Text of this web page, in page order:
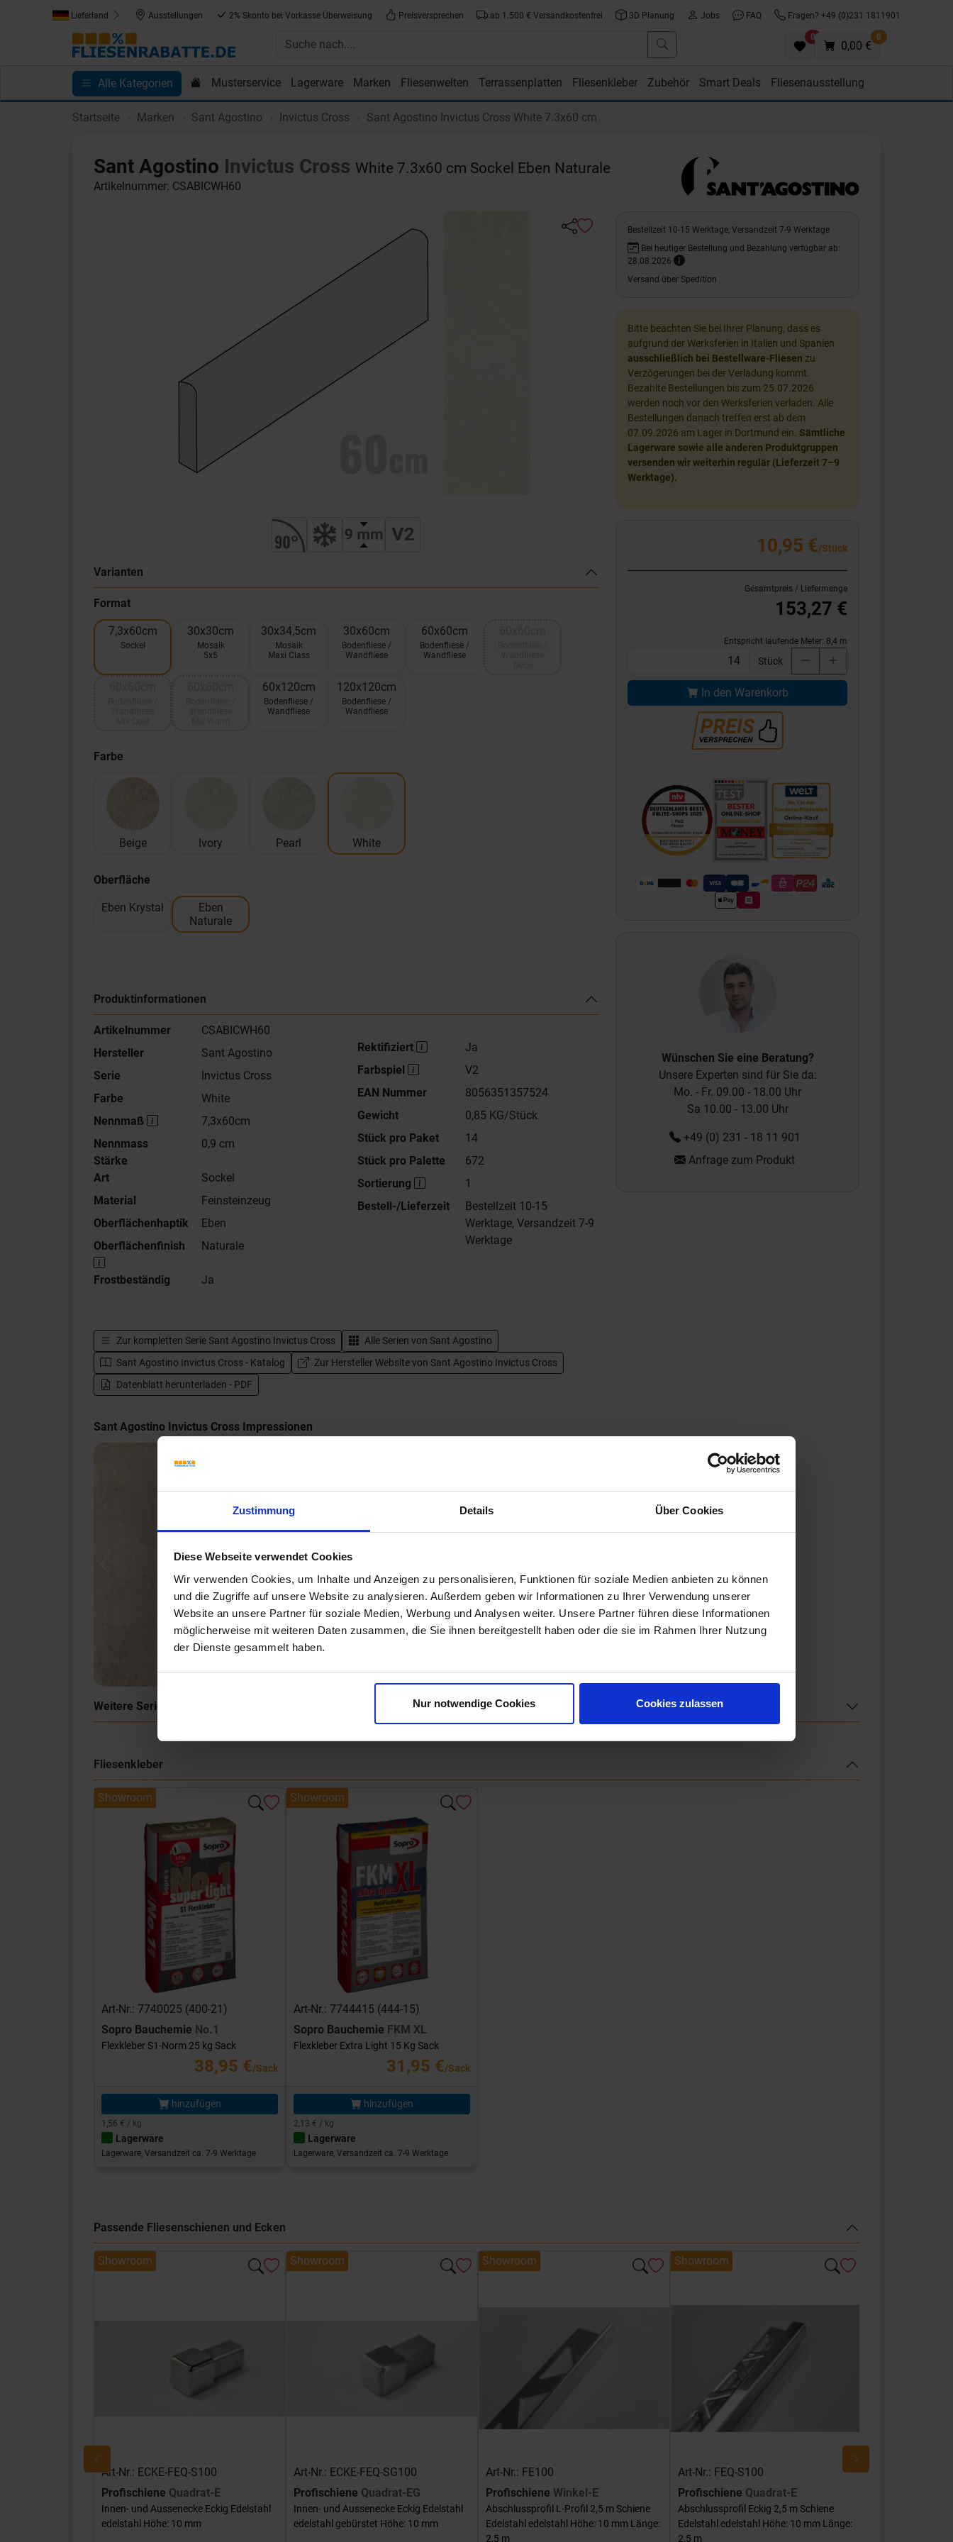
Zustimmung Details Über Cookies
Diese Webseite verwendet Cookies
Wir verwenden Cookies, um Inhalte und Anzeigen zu personalisieren, Funktionen für soziale Medien anbieten zu können
und die Zugriffe auf unsere Website zu analysieren. Außerdem geben wir Informationen zu Ihrer Verwendung unserer
Website an unsere Partner für soziale Medien, Werbung und Analysen weiter. Unsere Partner führen diese Informationen
möglicherweise mit weiteren Daten zusammen, die Sie ihnen bereitgestellt haben oder die sie im Rahmen Ihrer Nutzung
der Dienste gesammelt haben.
Nur notwendige Cookies Cookies zulassen
Lieferland Ausstellungen 2% Skonto bei Vorkasse Überweisung Preisversprechen ab 1.500 € Versandkostenfrei 3D Planung Jobs FAQ Fragen? +49 (0)231 1811901
0 0
0,00 €
Alle Kategorien Musterservice Lagerware Marken Fliesenwelten Terrassenplatten Fliesenkleber Zubehör Smart Deals Fliesenausstellung
Kundenprojekte Blog Einkaufen bei Fliesenrabatte.de
Startseite Marken Sant Agostino Invictus Cross Sant Agostino Invictus Cross White 7.3x60 cm
Sant Agostino Invictus Cross White 7.3x60 cm Sockel Eben Naturale
Artikelnummer: CSABICWH60
Varianten
Format
7,3x60cm
Sockel
30x30cm
Mosaik
5x5
30x34,5cm
Mosaik
Maxi Class
30x60cm
Bodenfliese /
Wandfliese
60x60cm
Bodenfliese /
Wandfliese
60x120cm
Bodenfliese /
Wandfliese
120x120cm
Bodenfliese /
Wandfliese
Farbe
Beige Ivory Pearl White
Oberfläche
Eben Krystal
Eben
Naturale
Produktinformationen
Artikelnummer
CSABICWH60
Hersteller
Sant Agostino
Serie
Invictus Cross
Farbe
White
Nennmaß
7,3x60cm
Nennmass
Stärke
0,9 cm
Art
Sockel
Material
Feinsteinzeug
Oberflächenhaptik
Eben
Oberflächenfinish
Naturale
Frostbeständig Ja
Rektifiziert
Ja
Farbspiel
V2
EAN Nummer
8056351357524
Gewicht
0,85 KG/Stück
Stück pro Paket
14
Stück pro Palette
672
Sortierung
1
Bestell-/Lieferzeit
Bestellzeit 10-15
Werktage, Versandzeit 7-9
Werktage
Zur kompletten Serie Sant Agostino Invictus Cross Alle Serien von Sant Agostino
Sant Agostino Invictus Cross - Katalog
Zur Hersteller Website von Sant Agostino Invictus Cross
Datenblatt herunterladen - PDF
Bestellzeit 10-15 Werktage, Versandzeit 7-9 Werktage
Bei heutiger Bestellung und Bezahlung verfügbar ab:
28.08.2026
Versand über Spedition
Bitte beachten Sie bei Ihrer Planung, dass es
aufgrund der Werksferien in Italien und Spanien
ausschließlich bei Bestellware-Fliesen zu
Verzögerungen bei der Verladung kommt.
Bezahlte Bestellungen bis zum 25.07.2026
werden noch vor den Werksferien verladen. Alle
Bestellungen danach treffen erst ab dem
07.09.2026 am Lager in Dortmund ein. Sämtliche
Lagerware sowie alle anderen Produktgruppen
versenden wir weiterhin regulär (Lieferzeit 7–9
Werktage).
10,95 €/Stück
Gesamtpreis / Liefermenge
153,27 €
Entspricht laufende Meter: 8,4 m
Stück
In den Warenkorb
Wünschen Sie eine Beratung?
Unsere Experten sind für Sie da:
Mo. - Fr. 09.00 - 18.00 Uhr
Sa 10.00 - 13.00 Uhr
+49 (0) 231 - 18 11 901
Anfrage zum Produkt
Sant Agostino Invictus Cross Impressionen
Weitere Serien von Sant Agostino
Fliesenkleber
Showroom
Art-Nr.: 7740025 (400-21)
Sopro Bauchemie No.1
Flexkleber S1-Norm 25 kg Sack
38,95 €/Sack
hinzufügen
1,56 € / kg
Lagerware
Lagerware, Versandzeit ca. 7-9 Werktage
Showroom
Art-Nr.: 7744415 (444-15)
Sopro Bauchemie FKM XL
Flexkleber Extra Light 15 Kg Sack
31,95 €/Sack
hinzufügen
2,13 € / kg
Lagerware
Lagerware, Versandzeit ca. 7-9 Werktage
Passende Fliesenschienen und Ecken
Showroom
Art-Nr.: ECKE-FEQ-S100
Profischiene Quadrat-E
Innen- und Aussenecke Eckig Edelstahl
edelstahl Höhe: 10 mm
Showroom
Art-Nr.: ECKE-FEQ-SG100
Profischiene Quadrat-EG
Innen- und Aussenecke Eckig Edelstahl
edelstahl gebürstet Höhe: 10 mm
Showroom
Art-Nr.: FE100
Profischiene Winkel-E
Abschlussprofil L-Profil 2,5 m Schiene
Edelstahl edelstahl Höhe: 10 mm Länge:
2,5 m
Showroom
Art-Nr.: FEQ-S100
Profischiene Quadrat-E
Abschlussprofil Eckig 2,5 m Schiene
Edelstahl edelstahl Höhe: 10 mm Länge:
2,5 m